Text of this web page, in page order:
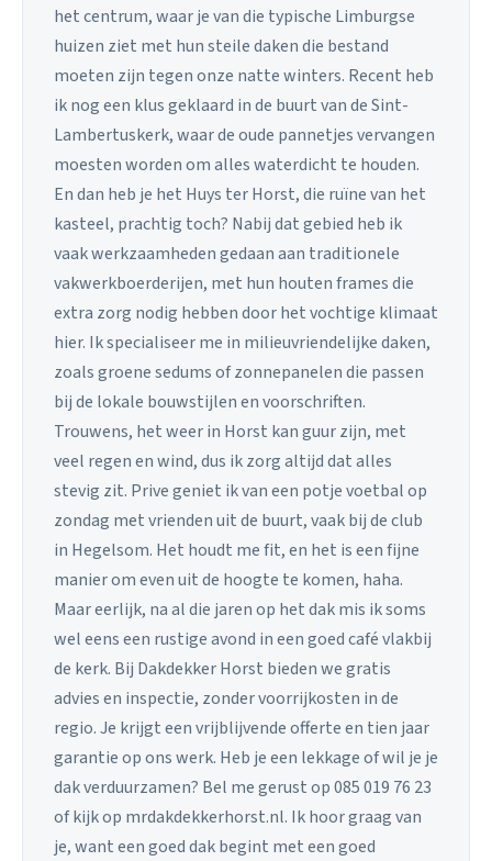
het centrum, waar je van die typische Limburgse
huizen ziet met hun steile daken die bestand
moeten zijn tegen onze natte winters. Recent heb
ik nog een klus geklaard in de buurt van de Sint-
Lambertuskerk, waar de oude pannetjes vervangen
moesten worden om alles waterdicht te houden.
En dan heb je het Huys ter Horst, die ruïne van het
kasteel, prachtig toch? Nabij dat gebied heb ik
vaak werkzaamheden gedaan aan traditionele
vakwerkboerderijen, met hun houten frames die
extra zorg nodig hebben door het vochtige klimaat
hier. Ik specialiseer me in milieuvriendelijke daken,
zoals groene sedums of zonnepanelen die passen
bij de lokale bouwstijlen en voorschriften.
Trouwens, het weer in Horst kan guur zijn, met
veel regen en wind, dus ik zorg altijd dat alles
stevig zit. Prive geniet ik van een potje voetbal op
zondag met vrienden uit de buurt, vaak bij de club
in Hegelsom. Het houdt me fit, en het is een fijne
manier om even uit de hoogte te komen, haha.
Maar eerlijk, na al die jaren op het dak mis ik soms
wel eens een rustige avond in een goed café vlakbij
de kerk. Bij Dakdekker Horst bieden we gratis
advies en inspectie, zonder voorrijkosten in de
regio. Je krijgt een vrijblijvende offerte en tien jaar
garantie op ons werk. Heb je een lekkage of wil je je
dak verduurzamen? Bel me gerust op 085 019 76 23
of kijk op mrdakdekkerhorst.nl. Ik hoor graag van
je, want een goed dak begint met een goed